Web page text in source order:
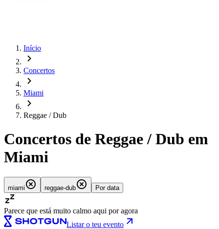
Início
Concertos
Miami
Reggae / Dub
Concertos de Reggae / Dub em
Miami
miami reggae-dub Por data
Parece que está muito calmo aqui por agora
Listar o teu evento